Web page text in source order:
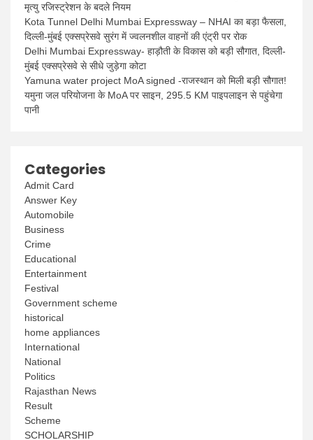
मृत्यु रजिस्ट्रेशन के बदले नियम
Kota Tunnel Delhi Mumbai Expressway – NHAI का बड़ा फैसला,
दिल्ली-मुंबई एक्सप्रेसवे सुरंग में ज्वलनशील वाहनों की एंट्री पर रोक
Delhi Mumbai Expressway- हाड़ौती के विकास को बड़ी सौगात, दिल्ली-
मुंबई एक्सप्रेसवे से सीधे जुड़ेगा कोटा
Yamuna water project MoA signed -राजस्थान को मिली बड़ी सौगात!
यमुना जल परियोजना के MoA पर साइन, 295.5 KM पाइपलाइन से पहुंचेगा
पानी
Categories
Admit Card
Answer Key
Automobile
Business
Crime
Educational
Entertainment
Festival
Government scheme
historical
home appliances
International
National
Politics
Rajasthan News
Result
Scheme
SCHOLARSHIP